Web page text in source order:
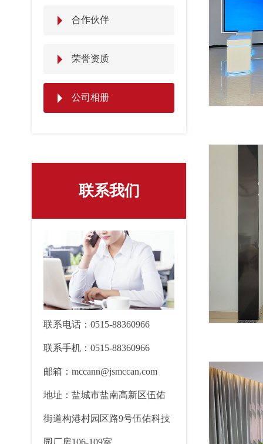
合作伙伴
荣誉资质
公司相册
联系我们
联系电话：0515-88360966
联系手机：0515-88360966
邮箱：mccann@jsmccan.com
地址：盐城市盐南高新区伍佑
街道构港村园区路9号伍佑科技
园厂房106-109室